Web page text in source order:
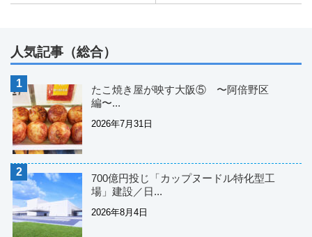
人気記事（総合）
たこ焼き屋が映す大阪⑤ 〜阿倍野区
編〜...
2026年7月31日
700億円投じ「カップヌードル特化型工
場」建設／日...
2026年8月4日